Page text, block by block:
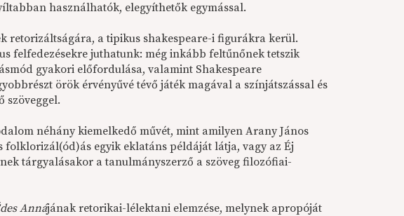
használhatók, elegyíthetők egymással.
retorizáltságára, a tipikus shakespeare-i figurákra kerül.
felfedezésekre juthatunk: még inkább feltűnőnek tetszik
gyakori előfordulása, valamint Shakespeare
örök érvényűvé tévő játék magával a színjátszással és
szöveggel.
néhány kiemelkedő művét, mint amilyen Arany János
folklorizál(ód)ás egyik eklatáns példáját látja, vagy az Éj
tárgyalásakor a tanulmányszerző a szöveg filozófiai-
Annájának retorikai-lélektani elemzése, melynek apropóját